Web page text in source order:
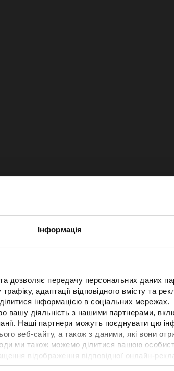
Інформація
дозволяє передачу персональних даних
адаптації відповідного вмісту та
інформацією в соціальних мережах.
вашу діяльність з нашими партнерами,
Наші партнери можуть поєднувати цю
веб-сайту, а також з даними, які вони
ми також можемо ділитися вашою
відображення відповідної онлайн-
які пропонують наші партнери
Образи на фестиваль. Як
на музичні фестивалі?